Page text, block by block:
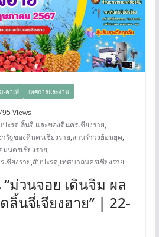
-คาเฟ่ เทศกาลและงาน
Views
ปะรด ลิ้นจี่ และของดีนครเชียงราย,
รัฐของดีนครเชียงราย,ลานรำวงย้อนยุค,
นครเชียงราย,
ชียงราย,สับปะรด,เทศบาลนครเชียงราย
ม่วนจอย เดินจิม ผล
ลิ้นจี่เจียงฮาย” | 22-